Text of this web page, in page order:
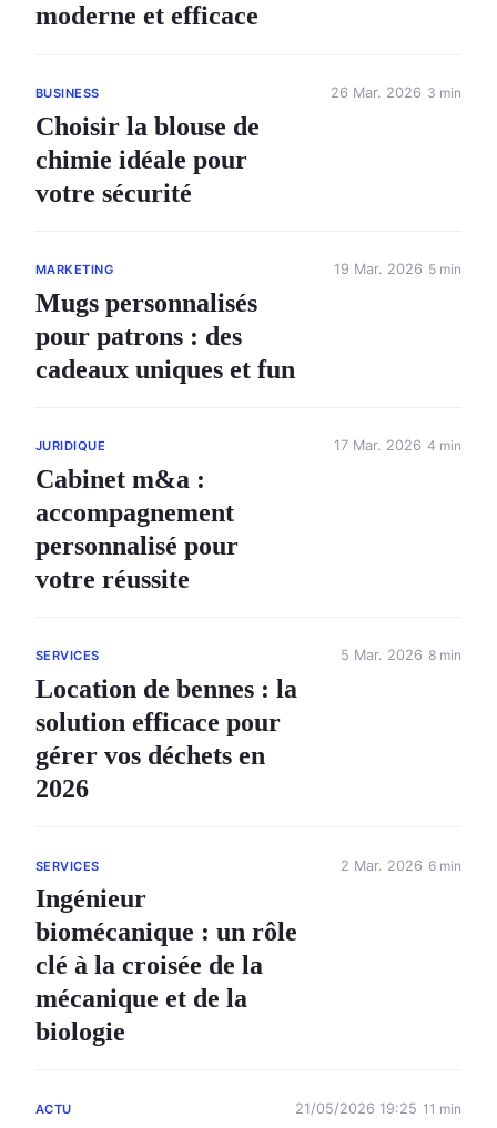
moderne et efficace
BUSINESS
Choisir la blouse de
chimie idéale pour
votre sécurité
26 Mar. 2026 3 min
MARKETING
Mugs personnalisés
pour patrons : des
cadeaux uniques et fun
19 Mar. 2026 5 min
JURIDIQUE
Cabinet m&a :
accompagnement
personnalisé pour
votre réussite
17 Mar. 2026 4 min
SERVICES
Location de bennes : la
solution efficace pour
gérer vos déchets en
2026
5 Mar. 2026 8 min
SERVICES
Ingénieur
biomécanique : un rôle
clé à la croisée de la
mécanique et de la
biologie
2 Mar. 2026 6 min
ACTU 21/05/2026 19:25 11 min